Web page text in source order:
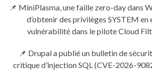
📌 MiniPlasma, une faille zero-day dans
d’obtenir des privilèges SYSTEM
vulnérabilité dans le pilote Cloud
📌 Drupal a publié un bulletin de
critique d’injection SQL (CVE-2026-